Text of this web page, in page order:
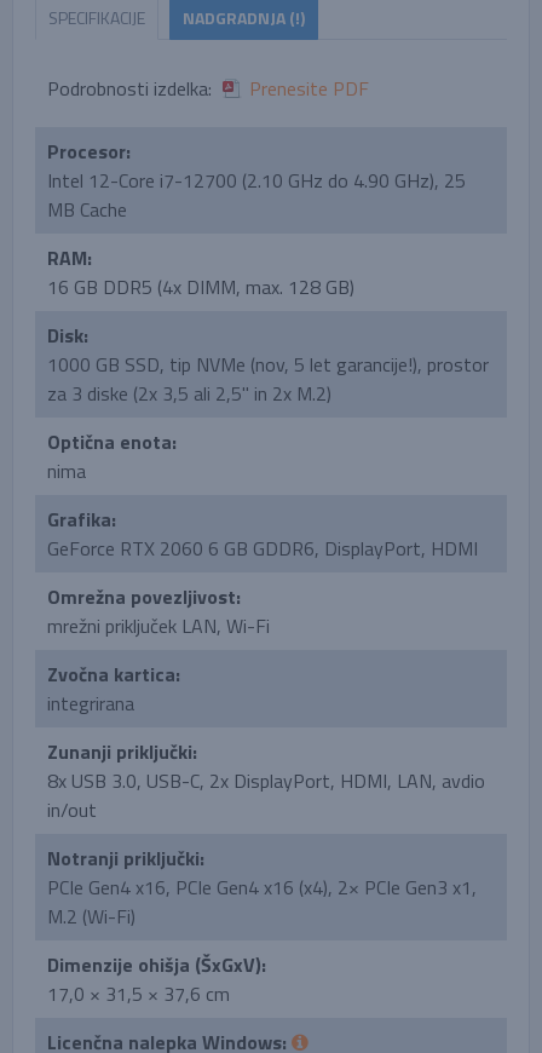
SPECIFIKACIJE NADGRADNJA (!)
Podrobnosti izdelka: Prenesite PDF
Procesor:
Intel 12-Core i7-12700 (2.10 GHz do 4.90 GHz), 25
MB Cache
RAM:
16 GB DDR5 (4x DIMM, max. 128 GB)
Disk:
1000 GB SSD, tip NVMe (nov, 5 let garancije!), prostor
za 3 diske (2x 3,5 ali 2,5'' in 2x M.2)
Optična enota:
nima
Grafika:
GeForce RTX 2060 6 GB GDDR6, DisplayPort, HDMI
Omrežna povezljivost:
mrežni priključek LAN, Wi-Fi
Zvočna kartica:
integrirana
Zunanji priključki:
8x USB 3.0, USB-C, 2x DisplayPort, HDMI, LAN, avdio
in/out
Notranji priključki:
PCIe Gen4 x16, PCIe Gen4 x16 (x4), 2× PCIe Gen3 x1,
M.2 (Wi-Fi)
Dimenzije ohišja (ŠxGxV):
17,0 × 31,5 × 37,6 cm
Licenčna nalepka Windows: